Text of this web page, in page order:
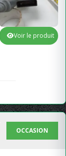
Voir le produit
OCCASION